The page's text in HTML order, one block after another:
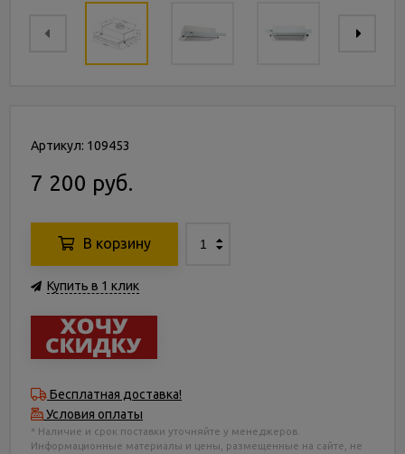
Артикул: 109453
7 200 руб.
В корзину
Купить в 1 клик
Бесплатная доставка!
Условия оплаты
* Наличие и срок поставки уточняйте у менеджеров.
Информационные материалы и цены, размещенные на сайте, не